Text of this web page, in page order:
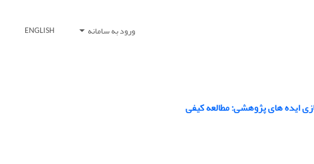
ورود به سامانه ENGLISH
ایده های پژوهشی: مطالعه کیفی